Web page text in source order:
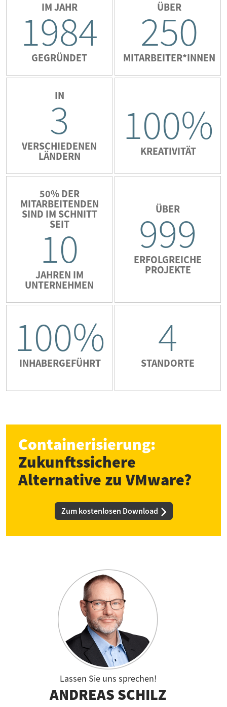
IM JAHR
1984
GEGRÜNDET
ÜBER
250
MITARBEITER*INNEN
IN
3
VERSCHIEDENEN
LÄNDERN
100%
KREATIVITÄT
50% DER
MITARBEITENDEN
SIND IM SCHNITT
SEIT
10
JAHREN IM
UNTERNEHMEN
ÜBER
999
ERFOLGREICHE
PROJEKTE
100%
INHABERGEFÜHRT
4
STANDORTE
Containerisierung:
Zukunftssichere
Alternative zu VMware?
Zum kostenlosen Download
Lassen Sie uns sprechen!
ANDREAS SCHILZ